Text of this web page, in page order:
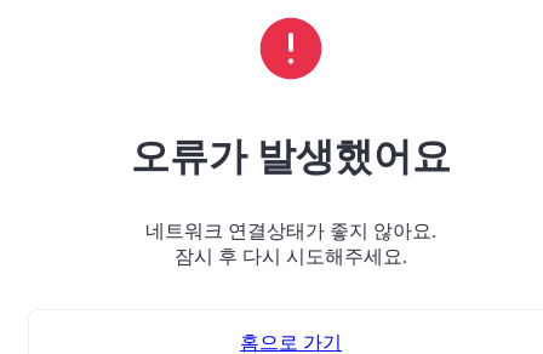
오류가 발생했어요
네트워크 연결상태가 좋지 않아요.
잠시 후 다시 시도해주세요.
홈으로 가기